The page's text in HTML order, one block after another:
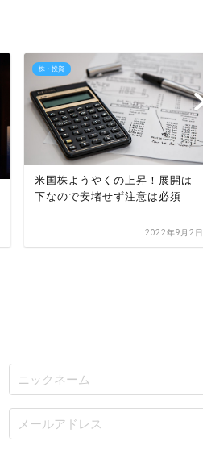
株・投資
米国株ようやくの上昇！展開は
下なので安堵せず注意は必須
2022年9月2日